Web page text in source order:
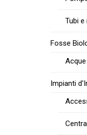
Tubi
Fosse
Impianti